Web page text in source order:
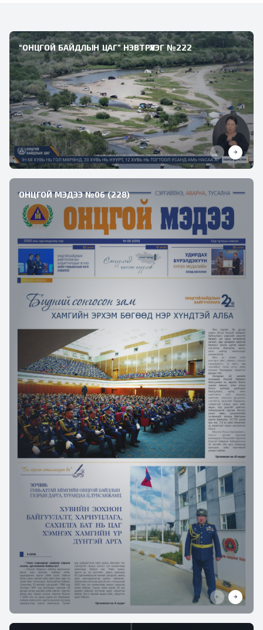
“ОНЦГОЙ БАЙДЛЫН ЦАГ” НЭВТРҮҮЛЭГ №222
ОНЦГОЙ МЭДЭЭ №06 (228)